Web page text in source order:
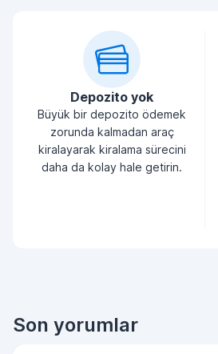
Depozito yok
Büyük bir depozito ödemek
zorunda kalmadan araç
kiralayarak kiralama sürecini
daha da kolay hale getirin.
Son yorumlar